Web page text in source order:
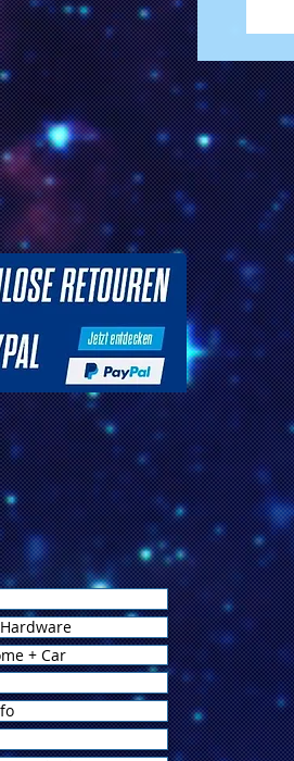
+ Car